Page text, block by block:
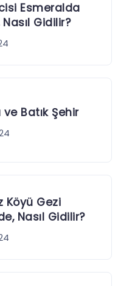
Esmeralda
Gidilir?
Batık Şehir
Köyü Gezi
Nasıl Gidilir?